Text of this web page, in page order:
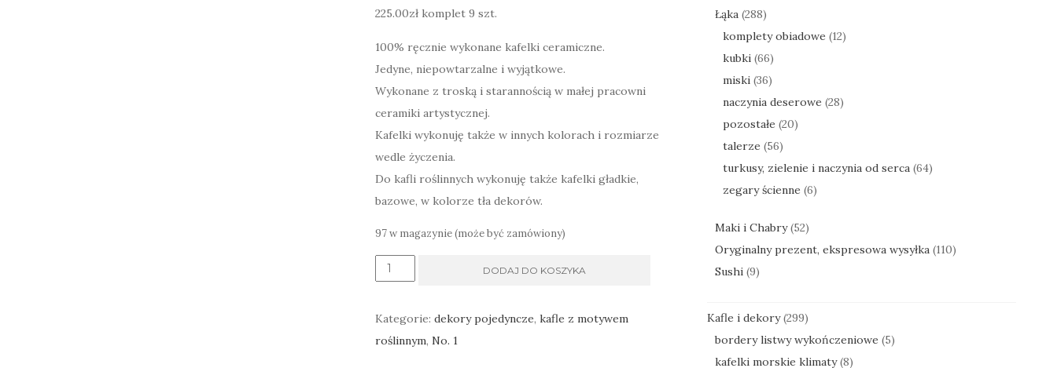
225.00zł komplet 9 szt.
100% ręcznie wykonane kafelki ceramiczne.
Jedyne, niepowtarzalne i wyjątkowe.
Wykonane z troską i starannością w małej pracowni
ceramiki artystycznej.
Kafelki wykonuję także w innych kolorach i rozmiarze
wedle życzenia.
Do kafli roślinnych wykonuję także kafelki gładkie,
bazowe, w kolorze tła dekorów.
97 w magazynie (może być zamówiony)
ilość
DODAJ DO KOSZYKA
Kategorie: dekory pojedyncze, kafle z motywem
roślinnym, No. 1
Łąka (288)
komplety obiadowe (12)
kubki (66)
miski (36)
naczynia deserowe (28)
pozostałe (20)
talerze (56)
turkusy, zielenie i naczynia od serca (64)
zegary ścienne (6)
Maki i Chabry (52)
Oryginalny prezent, ekspresowa wysyłka (110)
Sushi (9)
Kafle i dekory (299)
bordery listwy wykończeniowe (5)
kafelki morskie klimaty (8)